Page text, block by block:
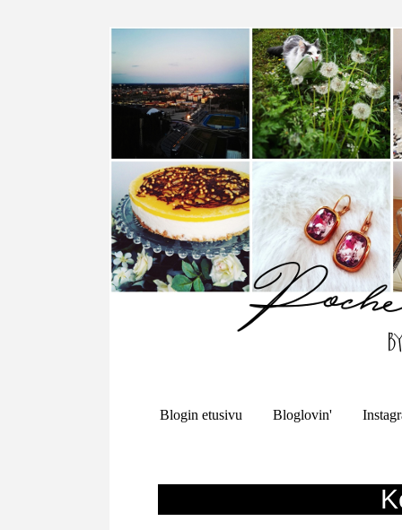
Blogin etusivu Bloglovin'